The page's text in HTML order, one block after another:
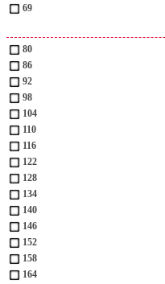
69
80
86
92
98
104
110
116
122
128
134
140
146
152
158
164